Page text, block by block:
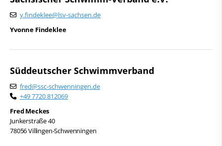
y.findeklee@lsv-sachsen.de
Yvonne Findeklee
Süddeutscher Schwimmverband
fred@ssc-schwenningen.de
+49 7720 812069
Fred Meckes
Junkerstraße 40
78056 Villingen-Schwenningen